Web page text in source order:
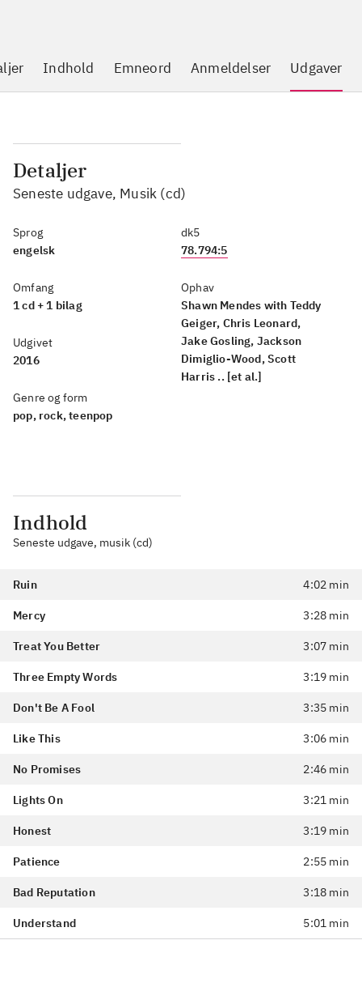
Indhold Emneord Anmeldelser Udgaver
Detaljer
Seneste udgave, Musik (cd)
Sprog
engelsk
Omfang
1 cd + 1 bilag
Udgivet
2016
Genre og form
pop, rock, teenpop
dk5
78.794:5
Ophav
Shawn Mendes with Teddy
Geiger, Chris Leonard,
Jake Gosling, Jackson
Dimiglio-Wood, Scott
Harris .. [et al.]
Indhold
Seneste udgave, musik (cd)
Ruin 4:02 min
Mercy 3:28 min
Treat You Better 3:07 min
Three Empty Words 3:19 min
Don't Be A Fool 3:35 min
Like This 3:06 min
No Promises 2:46 min
Lights On 3:21 min
Honest 3:19 min
Patience 2:55 min
Bad Reputation 3:18 min
Understand 5:01 min